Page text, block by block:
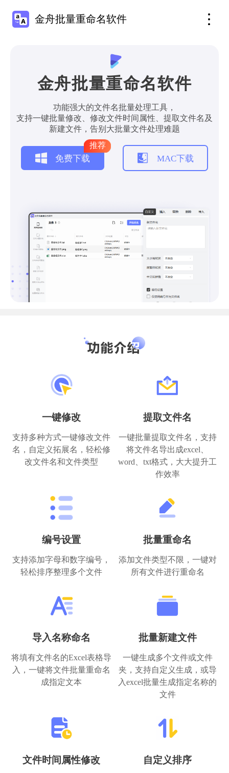
金舟批量重命名软件
金舟批量重命名软件
功能强大的文件名批量处理工具，
支持一键批量修改、修改文件时间属性、提取文件名及
新建文件，告别大批量文件处理难题
免费下载
推荐
MAC下载
一键修改
支持多种方式一键修改文件
名，自定义拓展名，轻松修
改文件名和文件类型
提取文件名
一键批量提取文件名，支持
将文件名导出成excel、
word、txt格式，大大提升工
作效率
编号设置
支持添加字母和数字编号，
轻松排序整理多个文件
批量重命名
添加文件类型不限，一键对
所有文件进行重命名
导入名称命名
将填有文件名的Excel表格导
入，一键将文件批量重命名
成指定文本
批量新建文件
一键生成多个文件或文件
夹，支持自定义生成，或导
入excel批量生成指定名称的
文件
文件时间属性修改 自定义排序